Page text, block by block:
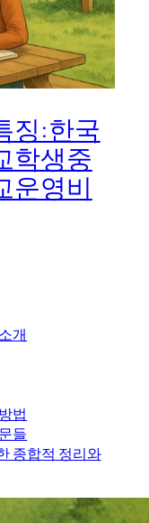
징:한국
학생중
운영비
개
법
들
종합적 정리와